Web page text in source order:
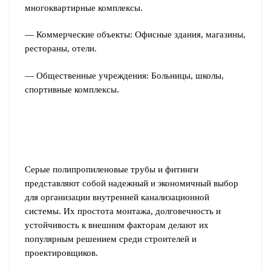
многоквартирные комплексы.
— Коммерческие объекты: Офисные здания, магазины,
рестораны, отели.
— Общественные учреждения: Больницы, школы,
спортивные комплексы.
Серые полипропиленовые трубы и фитинги
представляют собой надежный и экономичный выбор
для организации внутренней канализационной
системы. Их простота монтажа, долговечность и
устойчивость к внешним факторам делают их
популярным решением среди строителей и
проектировщиков.